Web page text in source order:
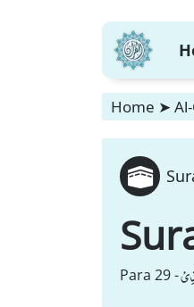
Home ➤
Para 29 -